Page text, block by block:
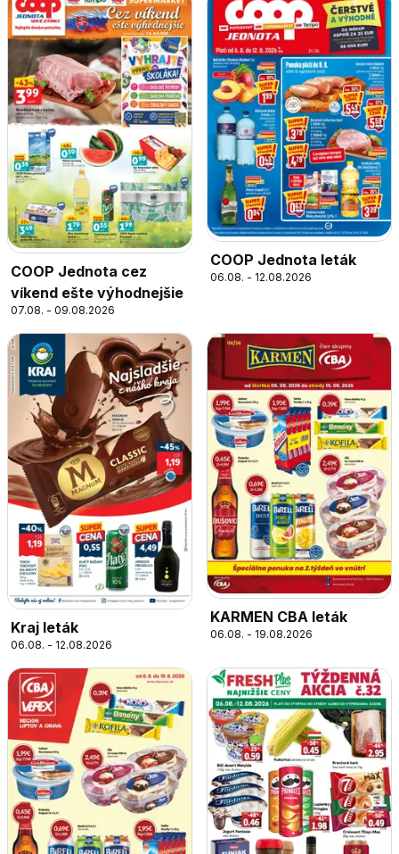
COOP Jednota cez
víkend ešte výhodnejšie
07.08. - 09.08.2026
COOP Jednota leták
06.08. - 12.08.2026
Kraj leták
06.08. - 12.08.2026
KARMEN CBA leták
06.08. - 19.08.2026